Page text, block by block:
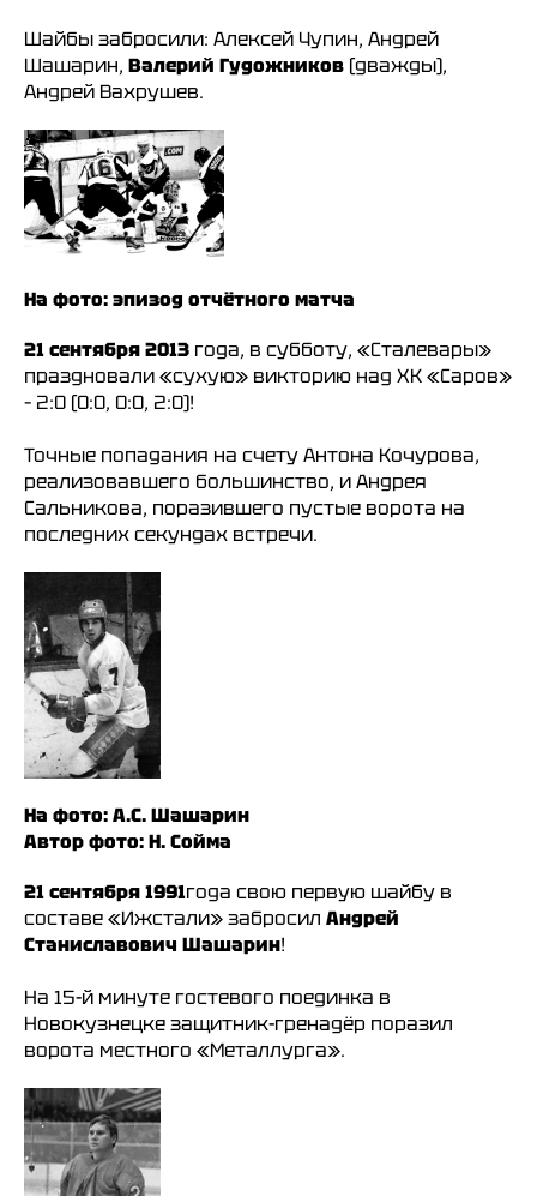
Шайбы забросили: Алексей Чупин, Андрей
Шашарин, Валерий Гудожников (дважды),
Андрей Вахрушев.
На фото: эпизод отчётного матча
21 сентября 2013 года, в субботу, «Сталевары»
праздновали «сухую» викторию над ХК «Саров»
– 2:0 (0:0, 0:0, 2:0)!
Точные попадания на счету Антона Кочурова,
реализовавшего большинство, и Андрея
Сальникова, поразившего пустые ворота на
последних секундах встречи.
На фото: А.С. Шашарин
Автор фото: Н. Сойма
21 сентября 1991года свою первую шайбу в
составе «Ижстали» забросил Андрей
Станиславович Шашарин!
На 15-й минуте гостевого поединка в
Новокузнецке защитник-гренадёр поразил
ворота местного «Металлурга».